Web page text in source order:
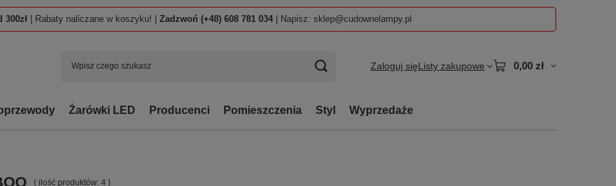
300zł | Rabaty naliczane w koszyku! | Zadzwoń (+48) 608 781 034 | Napisz: sklep@cudownelampy.pl
Zaloguj sięListy zakupowe 0,00 zł
Żarówki LED Producenci Pomieszczenia Styl Wyprzedaże
( ilość produktów: 4 )